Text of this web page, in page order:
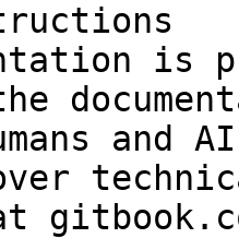
is
and